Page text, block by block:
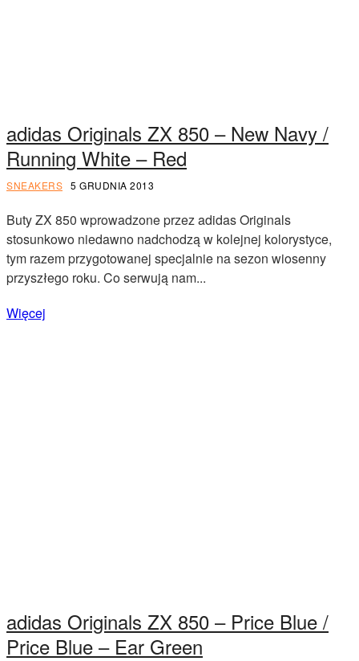
adidas Originals ZX 850 – New Navy /
Running White – Red
SNEAKERS 5 GRUDNIA 2013
Buty ZX 850 wprowadzone przez adidas Originals
stosunkowo niedawno nadchodzą w kolejnej kolorystyce,
tym razem przygotowanej specjalnie na sezon wiosenny
przyszłego roku. Co serwują nam...
Więcej
adidas Originals ZX 850 – Price Blue /
Price Blue – Ear Green